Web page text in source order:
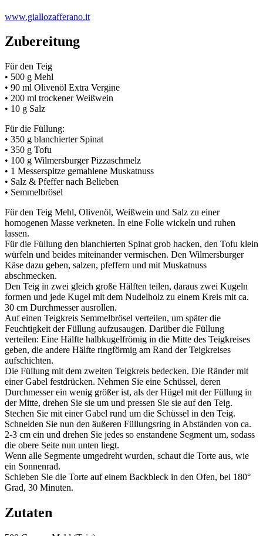
www.giallozafferano.it
Zubereitung
Für den Teig
• 500 g Mehl
• 90 ml Olivenöl Extra Vergine
• 200 ml trockener Weißwein
• 10 g Salz
Für die Füllung:
• 350 g blanchierter Spinat
• 350 g Tofu
• 100 g Wilmersburger Pizzaschmelz
• 1 Messerspitze gemahlene Muskatnuss
• Salz & Pfeffer nach Belieben
• Semmelbrösel
Für den Teig Mehl, Olivenöl, Weißwein und Salz zu einer
homogenen Masse verkneten. In eine Folie wickeln und ruhen
lassen.
Für die Füllung den blanchierten Spinat grob hacken, den Tofu klein
würfeln und beides miteinander vermischen. Den Wilmersburger
Käse dazu geben, salzen, pfeffern und mit Muskatnuss
abschmecken.
Den Teig in zwei gleich große Hälften teilen, daraus zwei Kugeln
formen und jede Kugel mit dem Nudelholz zu einem Kreis mit ca.
30 cm Durchmesser ausrollen.
Auf einen Teigkreis Semmelbrösel verteilen, um später die
Feuchtigkeit der Füllung aufzusaugen. Darüber die Füllung
verteilen: Eine Hälfte halbkugelfrömig in die Mitte des Teigkreises
geben, die andere Hälfte ringförmig am Rand der Teigkreises
aufschichten.
Die Füllung mit dem zweiten Teigkreis bedecken. Die Ränder mit
einer Gabel festdrücken. Nehmen Sie eine Schüssel, deren
Durchmesser ein wenig größer ist, als der Hügel mit der Füllung in
der Mitte, drehen Sie sie um und pressen Sie sie auf den Teig.
Stechen Sie mit einer Gabel rund um die Schüssel in den Teig.
Schneiden Sie nun den äußeren Füllungsring in Abständen von ca.
2-3 cm ein und drehen Sie jedes so enstandene Segment um, sodass
die obere Seite nun unten liegt.
Wenn alle Segmente umgedreht wurden, schaut die Torte aus, wie
ein Sonnenrad.
Schieben Sie die Torte auf einem Backbleck in den Ofen, bei 180°
Grad, 30 Minuten.
Zutaten